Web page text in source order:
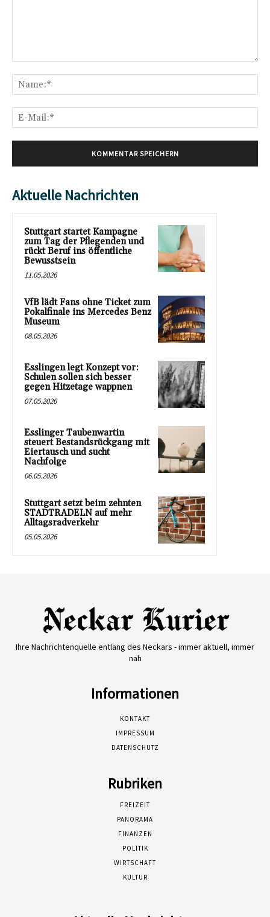
Aktuelle Nachrichten
Stuttgart startet Kampagne
zum Tag der Pflegenden und
rückt Beruf ins öffentliche
Bewusstsein
11.05.2026
VfB lädt Fans ohne Ticket zum
Pokalfinale ins Mercedes Benz
Museum
08.05.2026
Esslingen legt Konzept vor:
Schulen sollen sich besser
gegen Hitzetage wappnen
07.05.2026
Esslinger Taubenwartin
steuert Bestandsrückgang mit
Eiertausch und sucht
Nachfolge
06.05.2026
Stuttgart setzt beim zehnten
STADTRADELN auf mehr
Alltagsradverkehr
05.05.2026
Ihre Nachrichtenquelle entlang des Neckars - immer aktuell, immer
nah
Informationen
KONTAKT
IMPRESSUM
DATENSCHUTZ
Rubriken
FREIZEIT
PANORAMA
FINANZEN
POLITIK
WIRTSCHAFT
KULTUR